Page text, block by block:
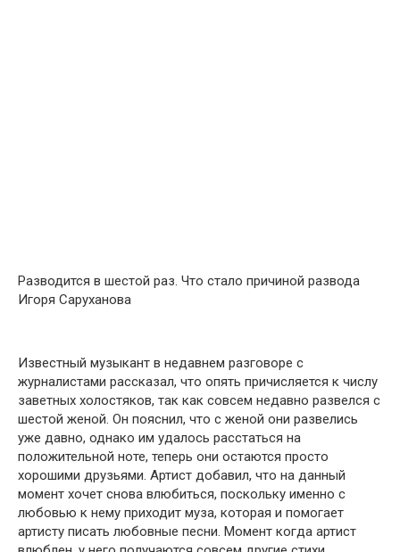
Разводится в шестой раз. Что стало причиной развода
Игоря Саруханова
Известный музыкант в недавнем разговоре с
журналистами рассказал, что опять причисляется к числу
заветных холостяков, так как совсем недавно развелся с
шестой женой. Он пояснил, что с женой они развелись
уже давно, однако им удалось расстаться на
положительной ноте, теперь они остаются просто
хорошими друзьями. Артист добавил, что на данный
момент хочет снова влюбиться, поскольку именно с
любовью к нему приходит муза, которая и помогает
артисту писать любовные песни. Момент когда артист